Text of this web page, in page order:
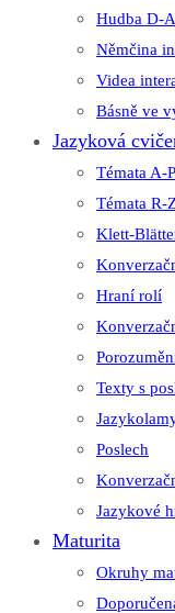
Hudba D-
Němčina
Videa
Básně ve
Jazyková
Témata A-P
Témata R-
Klett-
Hraní rolí
Texty s
Poslech
Jazykové
Maturita
Okruhy